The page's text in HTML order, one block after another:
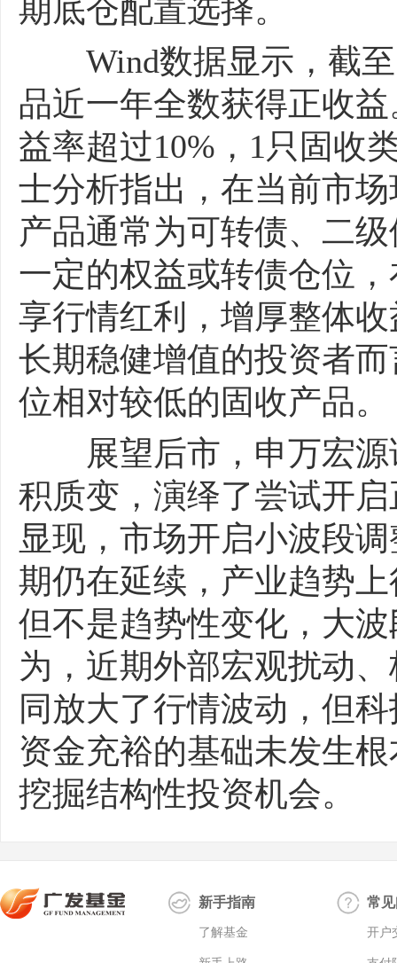
期底仓配置选择。
Wind数据显示，截至
品近一年全数获得正收
益率超过10%，1只固收
士分析指出，在当前市
产品通常为可转债、二
一定的权益或转债仓位
享行情红利，增厚整体
长期稳健增值的投资者
位相对较低的固收产品。
展望后市，申万宏源
积质变，演绎了尝试开
显现，市场开启小波段
期仍在延续，产业趋势
但不是趋势性变化，大
为，近期外部宏观扰动
同放大了行情波动，但
资金充裕的基础未发生
挖掘结构性投资机会。
新手指南
了解基金
常
开户